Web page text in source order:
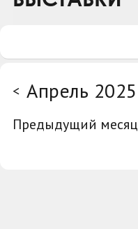
< Апрель 2025
Предыдущий месяц